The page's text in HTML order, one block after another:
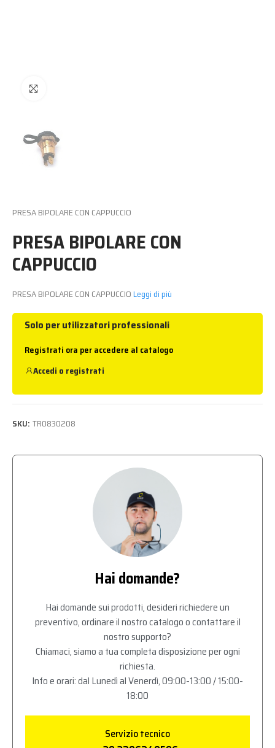
PRESA BIPOLARE CON CAPPUCCIO
PRESA BIPOLARE CON
CAPPUCCIO
PRESA BIPOLARE CON CAPPUCCIOLeggi di più
Solo per utilizzatori professionali
Registrati ora per accedere al catalogo
Accedi o registrati
SKU: TR0830208
Hai domande?
Hai domande sui prodotti, desideri richiedere un
preventivo, ordinare il nostro catalogo o contattare il
nostro supporto?
Chiamaci, siamo a tua completa disposizione per ogni
richiesta.
Info e orari: dal Lunedì al Venerdì, 09:00-13:00 / 15:00-
18:00
Servizio tecnico